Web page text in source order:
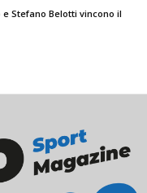
Stefano Belotti vincono il